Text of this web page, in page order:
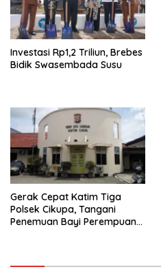
Investasi Rp1,2 Triliun, Brebes
Bidik Swasembada Susu
Gerak Cepat Katim Tiga
Polsek Cikupa, Tangani
Penemuan Bayi Perempuan